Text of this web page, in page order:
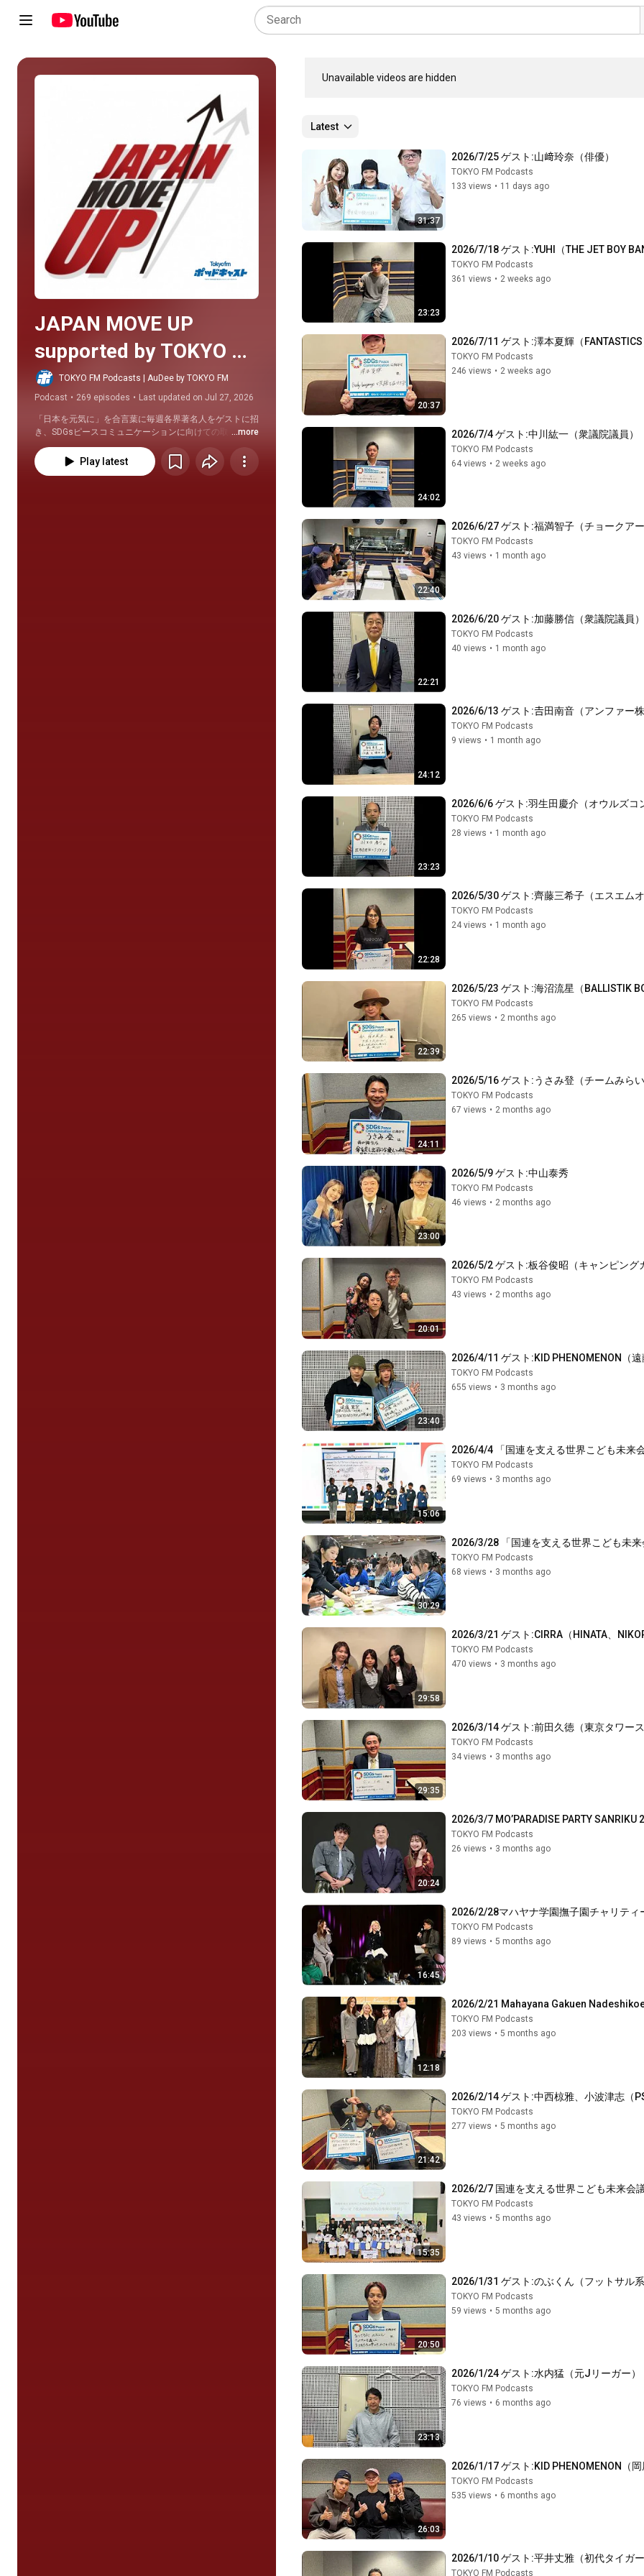
Unavailable videos are hidden
Play all
JAPAN MOVE UP
supported by TOKYO
HEADLINE
TOKYO FM Podcasts | AuDee by TOKYO FM
Podcast • 269 episodes • Last updated on Jul 27, 2026
「日本を元気に」を合言葉に毎週各界著名人をゲストに招
き、SDGsピースコミュニケーションに向けての取り組み
やヒントをお届けします。
...more
Play latest
Latest
31:37
2026/7/25 ゲスト:山﨑玲奈（俳優）
TOKYO FM Podcasts
133 views • 11 days ago
23:23
2026/7/18 ゲスト:YUHI（THE JET BOY
TOKYO FM Podcasts
361 views • 2 weeks ago
20:37
2026/7/11 ゲスト:澤本夏輝（FANTASTICS
TOKYO FM Podcasts
246 views • 2 weeks ago
24:02
2026/7/4 ゲスト:中川紘一（衆議院議員）
TOKYO FM Podcasts
64 views • 2 weeks ago
22:40
2026/6/27 ゲスト:福満智子（チョークアー
TOKYO FM Podcasts
43 views • 1 month ago
22:21
2026/6/20 ゲスト:加藤勝信（衆議院議員）
TOKYO FM Podcasts
40 views • 1 month ago
24:12
2026/6/13 ゲスト:𠮷田南音（アンファー株
TOKYO FM Podcasts
9 views • 1 month ago
23:23
2026/6/6 ゲスト:羽生田慶介（オウルズコ
TOKYO FM Podcasts
28 views • 1 month ago
22:28
2026/5/30 ゲスト:齊藤三希子（エスエム
TOKYO FM Podcasts
24 views • 1 month ago
22:39
2026/5/23 ゲスト:海沼流星（BALLISTIK
TOKYO FM Podcasts
265 views • 2 months ago
24:11
2026/5/16 ゲスト:うさみ登（チームみらい
TOKYO FM Podcasts
67 views • 2 months ago
23:00
2026/5/9 ゲスト:中山泰秀
TOKYO FM Podcasts
46 views • 2 months ago
20:01
2026/5/2 ゲスト:板谷俊昭（キャンピング
TOKYO FM Podcasts
43 views • 2 months ago
23:40
2026/4/11 ゲスト:KID PHENOMENON（遠
TOKYO FM Podcasts
655 views • 3 months ago
15:06
2026/4/4 「国連を支える世界こども未来
TOKYO FM Podcasts
69 views • 3 months ago
30:29
2026/3/28 「国連を支える世界こども未
TOKYO FM Podcasts
68 views • 3 months ago
29:58
2026/3/21 ゲスト:CIRRA（HINATA、
TOKYO FM Podcasts
470 views • 3 months ago
29:35
2026/3/14 ゲスト:前田久徳（東京タワース
TOKYO FM Podcasts
34 views • 3 months ago
20:24
2026/3/7 MO’PARADISE PARTY SANRIKU
TOKYO FM Podcasts
26 views • 3 months ago
16:45
2026/2/28マハヤナ学園撫子園チャリティ
TOKYO FM Podcasts
89 views • 5 months ago
12:18
2026/2/21 Mahayana Gakuen
TOKYO FM Podcasts
203 views • 5 months ago
21:42
2026/2/14 ゲスト:中西椋雅、小波津志（
TOKYO FM Podcasts
277 views • 5 months ago
15:35
2026/2/7 国連を支える世界こども未来会
TOKYO FM Podcasts
43 views • 5 months ago
20:50
2026/1/31 ゲスト:のぶくん（フットサル系
TOKYO FM Podcasts
59 views • 5 months ago
23:13
2026/1/24 ゲスト:水内猛（元Jリーガー）
TOKYO FM Podcasts
76 views • 6 months ago
26:03
2026/1/17 ゲスト:KID PHENOMENON（
TOKYO FM Podcasts
535 views • 6 months ago
2026/1/10 ゲスト:平井丈雅（初代タイガ
TOKYO FM Podcasts